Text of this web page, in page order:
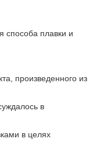
способа плавки и
произведенного из
в
в целях